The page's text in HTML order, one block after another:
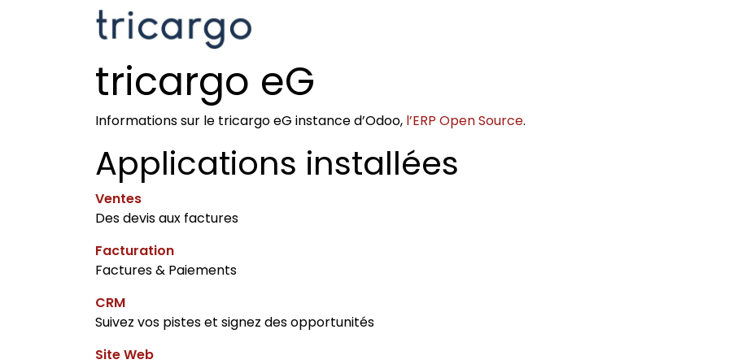
Se rendre au contenu
tricargo eG
Informations sur le tricargo eG instance d’Odoo, l’ERP Open Source.
Applications installées
Ventes
Des devis aux factures
Facturation
Factures & Paiements
CRM
Suivez vos pistes et signez des opportunités
Site Web